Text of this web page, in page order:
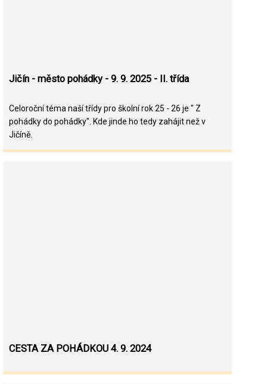
Jičín - město pohádky - 9. 9. 2025 - II. třída
Celoroční téma naší třídy pro školní rok 25 - 26 je " Z
pohádky do pohádky". Kde jinde ho tedy zahájit než v
Jičíně.
CESTA ZA POHÁDKOU 4. 9. 2024